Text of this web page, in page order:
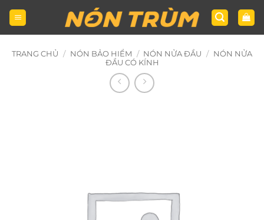
Bỏ
qua
nội
dungTRANG CHỦ / NÓN BẢO HIỂM / NÓN NỬA ĐẦU / NÓN NỬA
ĐẦU CÓ KÍNH